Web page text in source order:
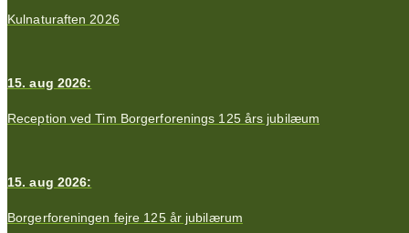
Kulnaturaften 2026
15. aug 2026:
Reception ved Tim Borgerforenings 125 års jubilæum
15. aug 2026:
Borgerforeningen fejre 125 år jubilærum